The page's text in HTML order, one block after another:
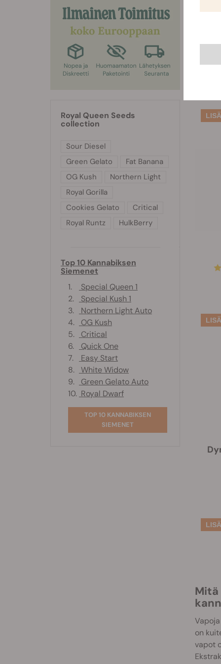
on
vapot
Royal Queen Seeds
collection
Sour Diesel
Green Gelato
Fat Banana
OG Kush
Northern Light
Royal Gorilla
Cookies Gelato
Critical
Royal Runtz
HulkBerry
Top 10 Kannabiksen
Siemenet
1.
Special Queen 1
2.
Special Kush 1
3.
Northern Light Auto
4.
OG Kush
5.
Critical
6.
Quick One
7.
Easy Start
8.
White Widow
9.
Green Gelato Auto
10. Royal Dwarf
TOP 10 KANNABIKSEN
SIEMENET